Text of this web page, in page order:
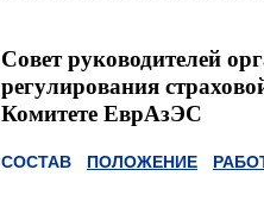
Совет руководителей
регулирования
Комитете ЕврАзЭС
СОСТАВ ПОЛОЖЕНИЕ